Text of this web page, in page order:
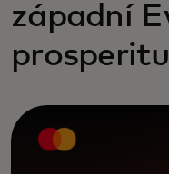
západní